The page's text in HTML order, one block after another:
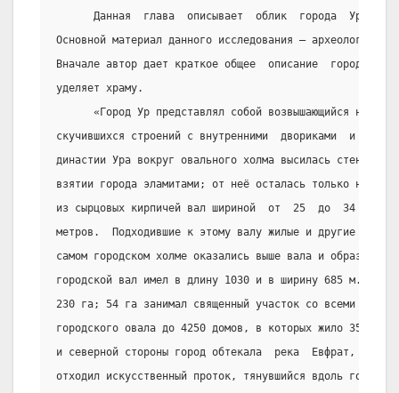
Данная  глава  описывает  облик  города  Ур
Основной материал данного исследования –
Вначале автор дает краткое общее  описание  города,
уделяет храму.
«Город Ур представлял собой возвышающийся над
скучившихся строений с внутренними  двориками  и
династии Ура вокруг овального холма высилась стена,
взятии города эламитами; от неё осталась только
из сырцовых кирпичей вал шириной  от  25  до  34  м.,
метров.  Подходившие к этому валу жилые и другие
самом городском холме оказались выше вала и
городской вал имел в длину 1030 и в ширину 685 м.,
230 га; 54 га занимал священный участок со всеми его
городского овала до 4250 домов, в которых жило 35
и северной стороны город обтекала  река  Евфрат,  а
отходил искусственный проток, тянувшийся вдоль